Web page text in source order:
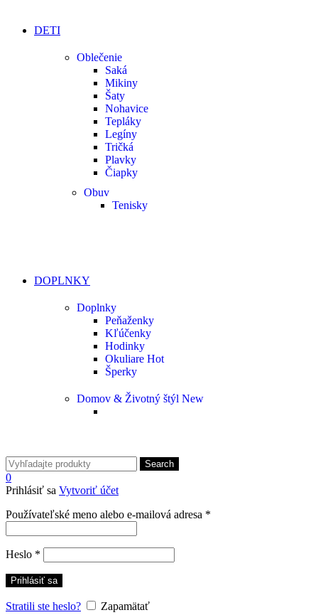
DETI
Oblečenie
Saká
Mikiny
Šaty
Nohavice
Tepláky
Legíny
Tričká
Plavky
Čiapky
Obuv
Tenisky
DOPLNKY
Doplnky
Peňaženky
Kľúčenky
Hodinky
Okuliare Hot
Šperky
Domov & Životný štýl New
Search
0
Prihlásiť sa Vytvoriť účet
Používateľské meno alebo e-mailová adresa *
Heslo *
Prihlásiť sa
Stratili ste heslo?
Zapamätať